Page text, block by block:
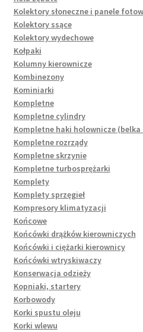
Kolektory słoneczne i panele
Kolektory ssące
Kolektory wydechowe
Kołpaki
Kolumny kierownicze
Kombinezony
Kominiarki
Kompletne
Kompletne cylindry
Kompletne haki holownicze (belka
Kompletne rozrządy
Kompletne skrzynie
Kompletne turbosprężarki
Komplety
Komplety sprzęgieł
Kompresory klimatyzacji
Końcowe
Końcówki drążków kierowniczych
Końcówki i ciężarki kierownicy
Końcówki wtryskiwaczy
Konserwacja odzieży
Kopniaki, startery
Korbowody
Korki spustu oleju
Korki wlewu